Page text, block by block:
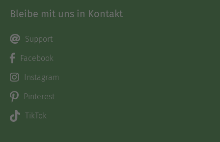
Bleibe mit uns in Kontakt
Support
Facebook
Instagram
Pinterest
TikTok